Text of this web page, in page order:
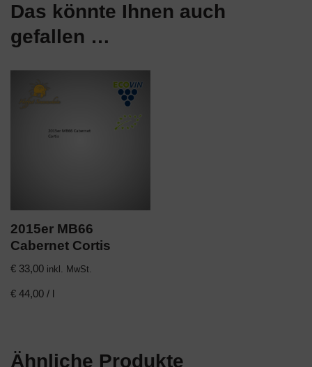
Das könnte Ihnen auch
gefallen …
2015er MB66
Cabernet Cortis
€ 33,00 inkl. MwSt.
€ 44,00 / l
Ähnliche Produkte